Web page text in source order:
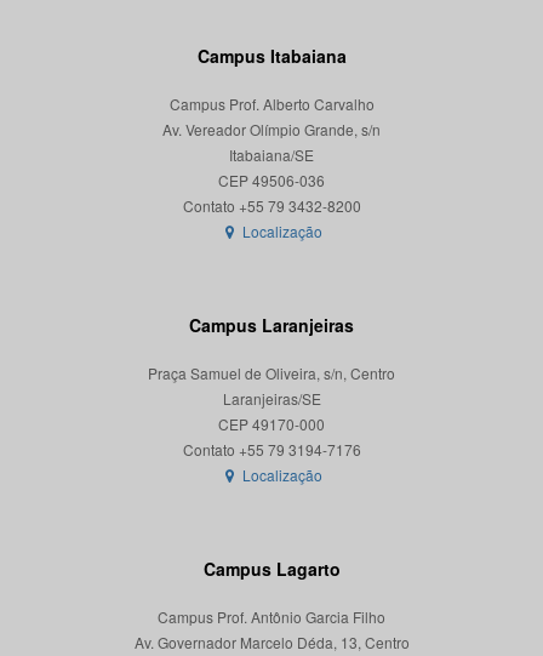
Campus Itabaiana
Campus Prof. Alberto Carvalho
Av. Vereador Olímpio Grande, s/n
Itabaiana/SE
CEP 49506-036
Localização
Campus Laranjeiras
Praça Samuel de Oliveira, s/n, Centro
Laranjeiras/SE
CEP 49170-000
Localização
Campus Lagarto
Campus Prof. Antônio Garcia Filho
Av. Governador Marcelo Déda, 13, Centro